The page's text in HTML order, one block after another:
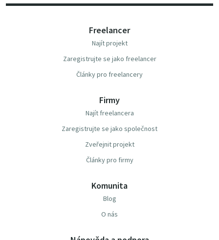
Freelancer
Najít projekt
Zaregistrujte se jako freelancer
Články pro freelancery
Firmy
Najít freelancera
Zaregistrujte se jako společnost
Zveřejnit projekt
Články pro firmy
Komunita
Blog
O nás